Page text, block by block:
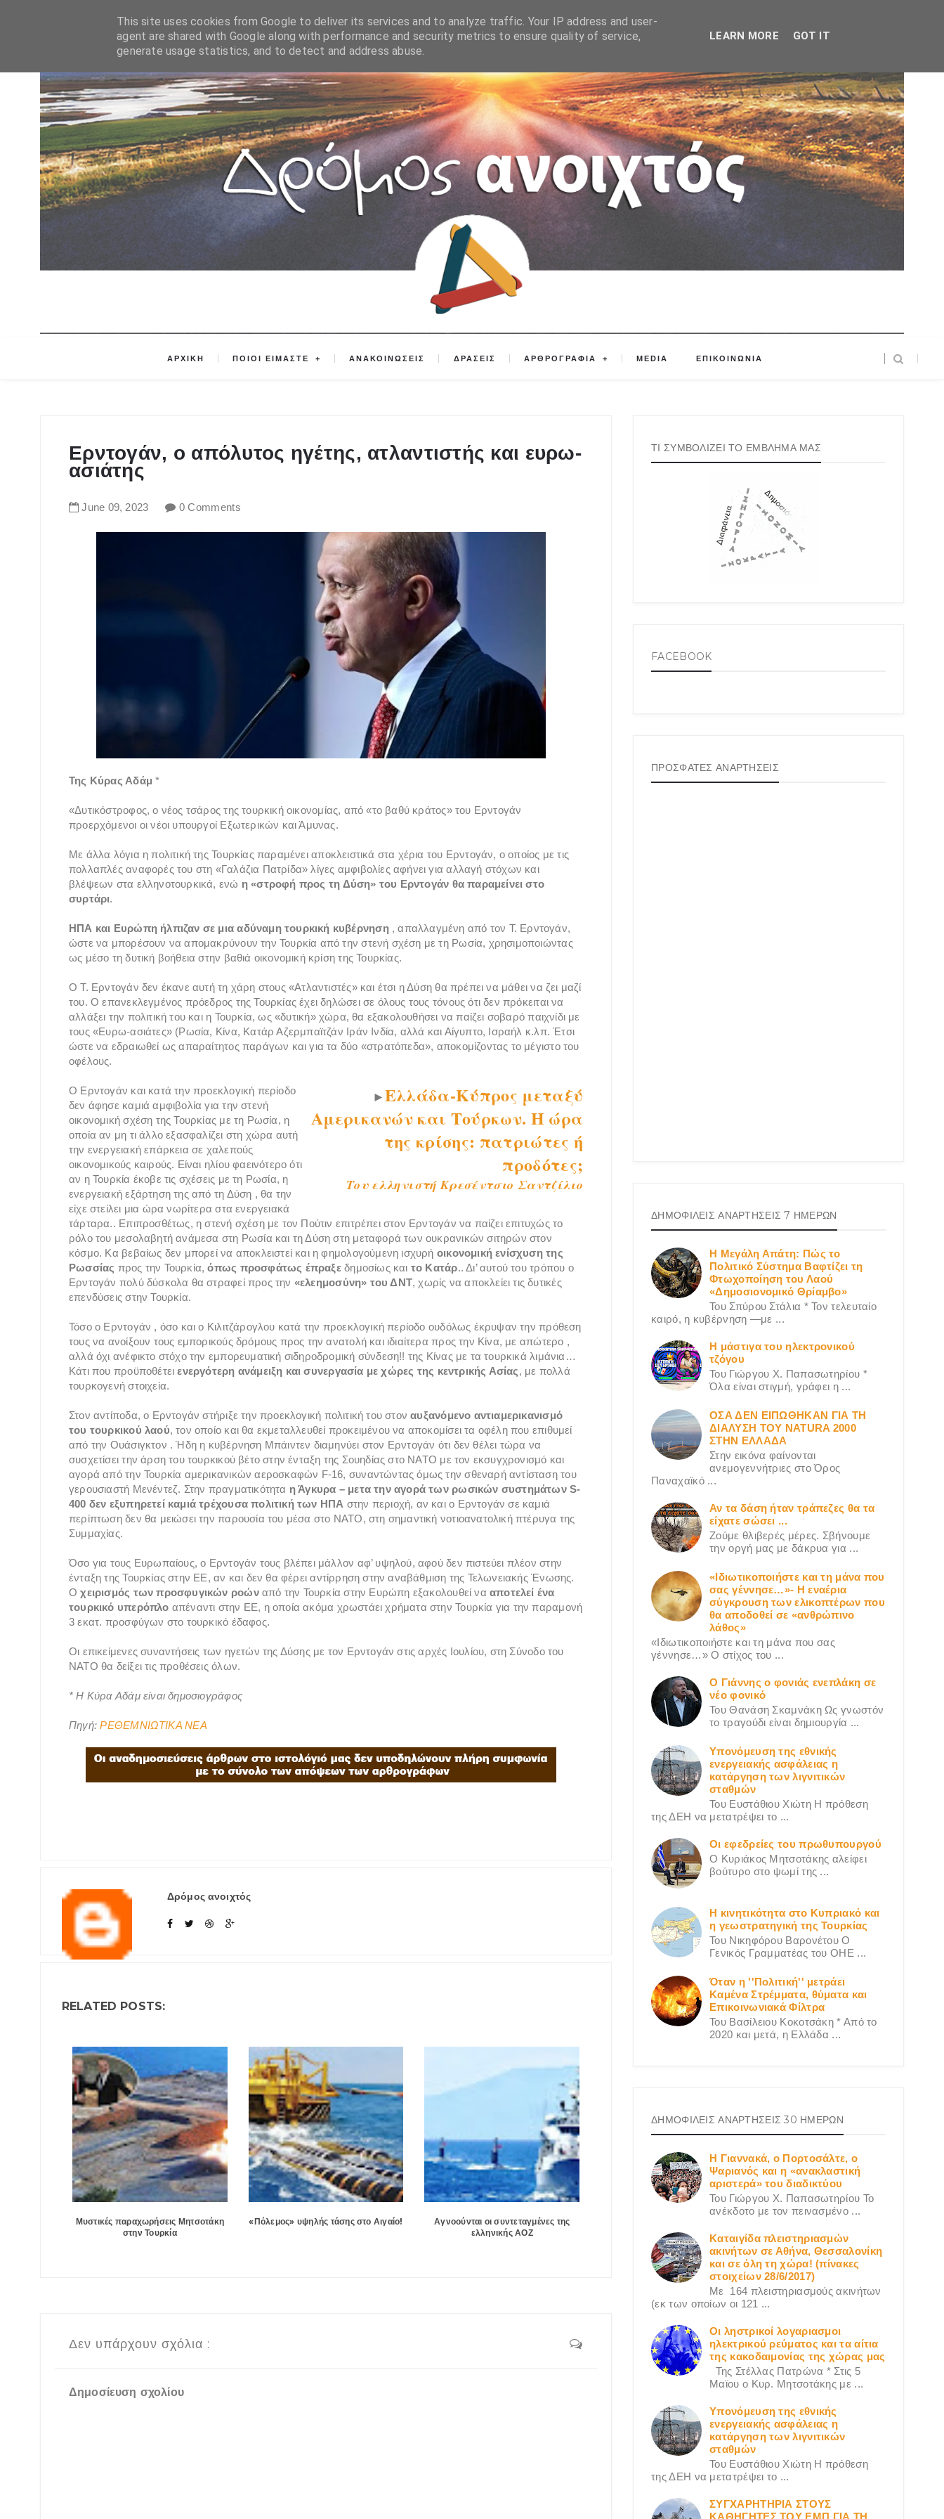
ΑΡΧΙΚΗ ΠΟΙΟΙ ΕΙΜΑΣΤΕ ΑΝΑΚΟΙΝΩΣΕΙΣ ΔΡΑΣΕΙΣ ΑΡΘΡΟΓΡΑΦΙΑ MEDIA ΕΠΙΚΟΙΝΩΝΙΑ
Ερντογάν, ο απόλυτος ηγέτης, ατλαντιστής και ευρω-
ασιάτης
June 09, 2023 0 Comments
Της Κύρας Αδάμ *
«Δυτικόστροφος, ο νέος τσάρος της τουρκική οικονομίας, από «το βαθύ κράτος» του Ερντογάν
προερχόμενοι οι νέοι υπουργοί Εξωτερικών και Άμυνας.
Με άλλα λόγια η πολιτική της Τουρκίας παραμένει αποκλειστικά στα χέρια του Ερντογάν, ο οποίος με τις
πολλαπλές αναφορές του στη «Γαλάζια Πατρίδα» λίγες αμφιβολίες αφήνει για αλλαγή στόχων και
βλέψεων στα ελληνοτουρκικά, ενώ η «στροφή προς τη Δύση» του Ερντογάν θα παραμείνει στο
συρτάρι.
ΗΠΑ και Ευρώπη ήλπιζαν σε μια αδύναμη τουρκική κυβέρνηση, απαλλαγμένη από τον Τ. Ερντογάν,
ώστε να μπορέσουν να απομακρύνουν την Τουρκία από την στενή σχέση με τη Ρωσία, χρησιμοποιώντας
ως μέσο τη δυτική βοήθεια στην βαθιά οικονομική κρίση της Τουρκίας.
Ο Τ. Ερντογάν δεν έκανε αυτή τη χάρη στους «Ατλαντιστές» και έτσι η Δύση θα πρέπει να μάθει να ζει μαζί
του. Ο επανεκλεγμένος πρόεδρος της Τουρκίας έχει δηλώσει σε όλους τους τόνους ότι δεν πρόκειται να
αλλάξει την πολιτική του και η Τουρκία, ως «δυτική» χώρα, θα εξακολουθήσει να παίζει σοβαρό παιχνίδι με
τους «Ευρω-ασιάτες» (Ρωσία, Κίνα, Κατάρ Αζερμπαϊτζάν Ιράν Ινδία, αλλά και Αίγυπτο, Ισραήλ κ.λπ. Έτσι
ώστε να εδραιωθεί ως απαραίτητος παράγων και για τα δύο «στρατόπεδα», αποκομίζοντας το μέγιστο του
οφέλους.
►Ελλάδα-Κύπρος μεταξύ
Αμερικανών και Τούρκων. Η ώρα
της κρίσης: πατριώτες ή
προδότες;
Του ελληνιστή Κρεσέντσιο Σαντζίλιο
Ο Ερντογάν και κατά την προεκλογική περίοδο
δεν άφησε καμιά αμφιβολία για την στενή
οικονομική σχέση της Τουρκίας με τη Ρωσία, η
οποία αν μη τι άλλο εξασφαλίζει στη χώρα αυτή
την ενεργειακή επάρκεια σε χαλεπούς
οικονομικούς καιρούς. Είναι ηλίου φαεινότερο ότι
αν η Τουρκία έκοβε τις σχέσεις με τη Ρωσία, η
ενεργειακή εξάρτηση της από τη Δύση , θα την
είχε στείλει μια ώρα νωρίτερα στα ενεργειακά
τάρταρα.. Επιπροσθέτως, η στενή σχέση με τον Πούτιν επιτρέπει στον Ερντογάν να παίζει επιτυχώς το
ρόλο του μεσολαβητή ανάμεσα στη Ρωσία και τη Δύση στη μεταφορά των ουκρανικών σιτηρών στον
κόσμο. Κα βεβαίως δεν μπορεί να αποκλειστεί και η φημολογούμενη ισχυρή οικονομική ενίσχυση της
Ρωσσίας προς την Τουρκία,όπως προσφάτως έπραξεδημοσίως και το Κατάρ.. Δι’ αυτού του τρόπου ο
Ερντογάν πολύ δύσκολα θα στραφεί προς την «ελεημοσύνη» του ΔΝΤ, χωρίς να αποκλείει τις δυτικές
επενδύσεις στην Τουρκία.
Τόσο ο Ερντογάν , όσο και ο Κιλιτζάρογλου κατά την προεκλογική περίοδο ουδόλως έκρυψαν την πρόθεση
τους να ανοίξουν τους εμπορικούς δρόμους προς την ανατολή και ιδιαίτερα προς την Κίνα, με απώτερο ,
αλλά όχι ανέφικτο στόχο την εμπορευματική σιδηροδρομική σύνδεση!! της Κίνας με τα τουρκικά λιμάνια…
Κάτι που προϋποθέτειενεργότερη ανάμειξη και συνεργασία με χώρες της κεντρικής Ασίας, με πολλά
τουρκογενή στοιχεία.
Στον αντίποδα, ο Ερντογάν στήριξε την προεκλογική πολιτική του στοναυξανόμενο αντιαμερικανισμό
του τουρκικού λαού, τον οποίο και θα εκμεταλλευθεί προκειμένου να αποκομίσει τα οφέλη που επιθυμεί
από την Ουάσιγκτον . Ήδη η κυβέρνηση Μπάιντεν διαμηνύει στον Ερντογάν ότι δεν θέλει τώρα να
συσχετίσει την άρση του τουρκικού βέτο στην ένταξη της Σουηδίας στο ΝΑΤΟ με τον εκσυγχρονισμό και
αγορά από την Τουρκία αμερικανικών αεροσκαφών F-16, συναντώντας όμως την σθεναρή αντίσταση του
γερουσιαστή Μενέντεζ. Στην πραγματικότητα η Άγκυρα – μετα την αγορά των ρωσικών συστημάτων S-
400 δεν εξυπηρετεί καμιά τρέχουσα πολιτική των ΗΠΑ στην περιοχή, αν και ο Ερντογάν σε καμιά
περίπτωση δεν θα μειώσει την παρουσία του μέσα στο ΝΑΤΟ, στη σημαντική νοτιοανατολική πτέρυγα της
Συμμαχίας.
Όσο για τους Ευρωπαίους, ο Ερντογάν τους βλέπει μάλλον αφ’ υψηλού, αφού δεν πιστεύει πλέον στην
ένταξη της Τουρκίας στην ΕΕ, αν και δεν θα φέρει αντίρρηση στην αναβάθμιση της Τελωνειακής Ένωσης.
Οχειρισμός των προσφυγικών ροώναπό την Τουρκία στην Ευρώπη εξακολουθεί να αποτελεί ένα
τουρκικό υπερόπλο απέναντι στην ΕΕ, η οποία ακόμα χρωστάει χρήματα στην Τουρκία για την παραμονή
3 εκατ. προσφύγων στο τουρκικό έδαφος.
Οι επικείμενες συναντήσεις των ηγετών της Δύσης με τον Ερντογάν στις αρχές Ιουλίου, στη Σύνοδο του
ΝΑΤΟ θα δείξει τις προθέσεις όλων.
* Η Κύρα Αδάμ είναι δημοσιογράφος
Πηγή:ΡΕΘΕΜΝΙΩΤΙΚΑ ΝΕΑ
Δρόμος ανοιχτός
RELATED POSTS:
Μυστικές παραχωρήσεις Μητσοτάκη
στην Τουρκία
«Πόλεμος» υψηλής τάσης στο Αιγαίο!
Αγνοούνται οι συντεταγμένες της
ελληνικής ΑΟΖ
Δεν υπάρχουν σχόλια :
Δημοσίευση σχολίου
ΤΙ ΣΥΜΒΟΛΙΖΕΙ ΤΟ ΕΜΒΛΗΜΑ ΜΑΣ
FACEBOOK
ΠΡΟΣΦΑΤΕΣ ΑΝΑΡΤΗΣΕΙΣ
ΔΗΜΟΦΙΛΕΙΣ ΑΝΑΡΤΗΣΕΙΣ 7 ΗΜΕΡΩΝ
Η Μεγάλη Απάτη: Πώς το
Πολιτικό Σύστημα Βαφτίζει τη
Φτωχοποίηση του Λαού
«Δημοσιονομικό Θρίαμβο»
Του Σπύρου Στάλια * Τον τελευταίο
καιρό, η κυβέρνηση —με ...
Η μάστιγα του ηλεκτρονικού
τζόγου
Του Γιώργου X. Παπασωτηρίου *
Όλα είναι στιγμή, γράφει η ...
ΟΣΑ ΔΕN ΕΙΠΩΘΗΚΑΝ ΓΙΑ ΤΗ
ΔΙΑΛΥΣΗ ΤΟΥ NATURA 2000
ΣΤΗΝ ΕΛΛΑΔΑ
Στην εικόνα φαίνονται
ανεμογεννήτριες στο Όρος
Παναχαϊκό ...
Αν τα δάση ήταν τράπεζες θα τα
είχατε σώσει ...
Ζούμε θλιβερές μέρες. Σβήνουμε
την οργή μας με δάκρυα για ...
«Ιδιωτικοποιήστε και τη μάνα που
σας γέννησε…»- Η εναέρια
σύγκρουση των ελικοπτέρων που
θα αποδοθεί σε «ανθρώπινο
λάθος»
«Ιδιωτικοποιήστε και τη μάνα που σας
γέννησε…» Ο στίχος του ...
Ο Γιάννης ο φονιάς ενεπλάκη σε
νέο φονικό
Του Θανάση Σκαμνάκη Ως γνωστόν
το τραγούδι είναι δημιουργία ...
Υπονόμευση της εθνικής
ενεργειακής ασφάλειας η
κατάργηση των λιγνιτικών
σταθμών
Του Ευστάθιου Χιώτη Η πρόθεση
της ΔΕΗ να μετατρέψει το ...
Οι εφεδρείες του πρωθυπουργού
Ο Κυριάκος Μητσοτάκης αλείφει
βούτυρο στο ψωμί της ...
Η κινητικότητα στο Κυπριακό και
η γεωστρατηγική της Τουρκίας
Του Νικηφόρου Βαρονέτου Ο
Γενικός Γραμματέας του ΟΗΕ ...
Όταν η ''Πολιτική'' μετράει
Καμένα Στρέμματα, θύματα και
Επικοινωνιακά Φίλτρα
Του Βασίλειου Κοκοτσάκη * Από το
2020 και μετά, η Ελλάδα ...
ΔΗΜΟΦΙΛΕΙΣ ΑΝΑΡΤΗΣΕΙΣ 30 ΗΜΕΡΩΝ
Η Γιαννακά, ο Πορτοσάλτε, ο
Ψαριανός και η «ανακλαστική
αριστερά» του διαδικτύου
Του Γιώργου X. Παπασωτηρίου Το
ανέκδοτο με τον πεινασμένο ...
Καταιγίδα πλειστηριασμών
ακινήτων σε Αθήνα, Θεσσαλονίκη
και σε όλη τη χώρα! (πίνακες
στοιχείων 28/6/2017)
Με 164 πλειστηριασμούς ακινήτων
(εκ των οποίων οι 121 ...
Οι ληστρικοί λογαριασμοι
ηλεκτρικού ρεύματος και τα αίτια
της κακοδαιμονίας της χώρας μας
Της Στέλλας Πατρώνα * Στις 5
Μαϊου ο Κυρ. Μητσοτάκης με ...
Υπονόμευση της εθνικής
ενεργειακής ασφάλειας η
κατάργηση των λιγνιτικών
σταθμών
Του Ευστάθιου Χιώτη Η πρόθεση
της ΔΕΗ να μετατρέψει το ...
ΣΥΓΧΑΡΗΤΗΡΙΑ ΣΤΟΥΣ
ΚΑΘΗΓΗΤΕΣ ΤΟΥ ΕΜΠ ΓΙΑ ΤΗ
This site uses cookies from Google to deliver its services and to analyze traffic. Your IP address and user-
agent are shared with Google along with performance and security metrics to ensure quality of service,
generate usage statistics, and to detect and address abuse.
LEARN MORE GOT IT